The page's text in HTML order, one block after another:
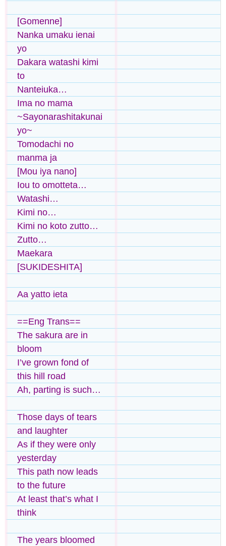
[Gomenne]
Nanka umaku ienai
yo
Dakara watashi kimi
to
Nanteiuka…
Ima no mama
~Sayonarashitakunai
yo~
Tomodachi no
manma ja
[Mou iya nano]
Iou to omotteta…
Watashi…
Kimi no…
Kimi no koto zutto…
Zutto…
Maekara
[SUKIDESHITA]
Aa yatto ieta
==Eng Trans==
The sakura are in
bloom
I’ve grown fond of
this hill road
Ah, parting is such…
Those days of tears
and laughter
As if they were only
yesterday
This path now leads
to the future
At least that’s what I
think
The years bloomed